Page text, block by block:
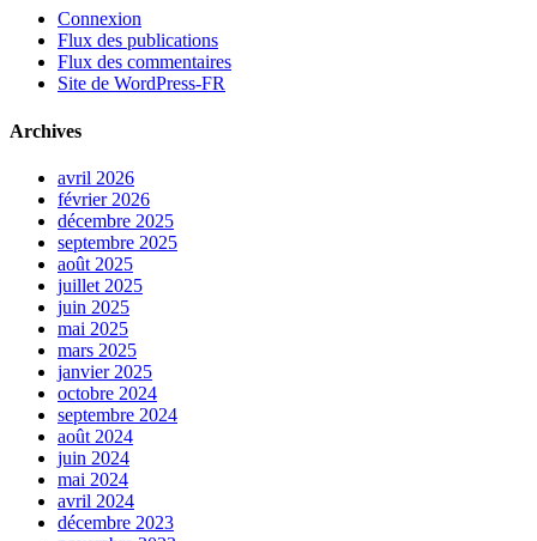
Connexion
Flux des publications
Flux des commentaires
Site de WordPress-FR
Archives
avril 2026
février 2026
décembre 2025
septembre 2025
août 2025
juillet 2025
juin 2025
mai 2025
mars 2025
janvier 2025
octobre 2024
septembre 2024
août 2024
juin 2024
mai 2024
avril 2024
décembre 2023